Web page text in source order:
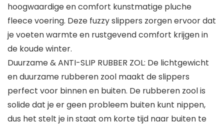
hoogwaardige en comfort kunstmatige pluche
fleece voering. Deze fuzzy slippers zorgen ervoor dat
je voeten warmte en rustgevend comfort krijgen in
de koude winter.
Duurzame & ANTI-SLIP RUBBER ZOL: De lichtgewicht
en duurzame rubberen zool maakt de slippers
perfect voor binnen en buiten. De rubberen zool is
solide dat je er geen probleem buiten kunt nippen,
dus het stelt je in staat om korte tijd naar buiten te